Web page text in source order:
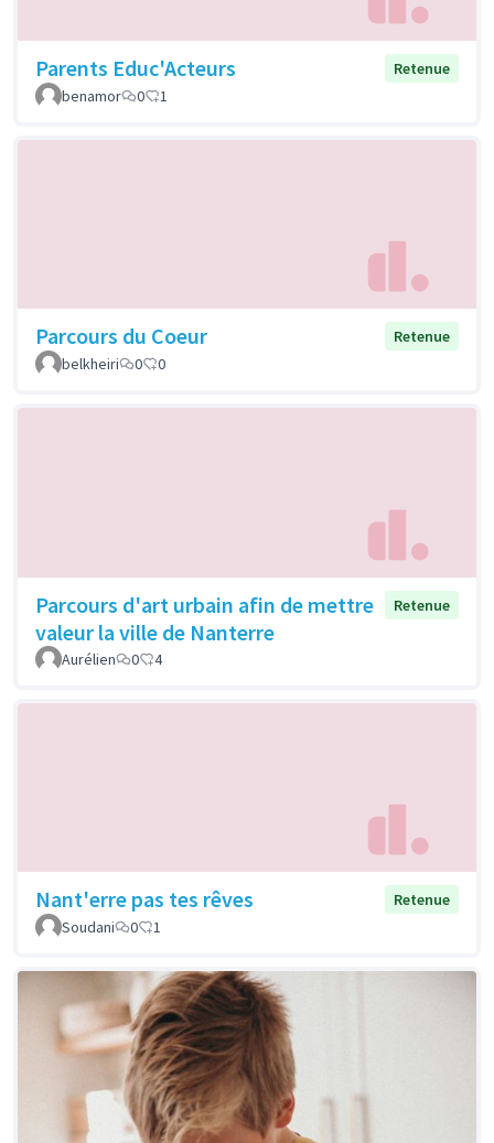
Parents Educ'Acteurs
Retenue
benamor
0 1
Parcours du Coeur
Retenue
belkheiri
0 0
Parcours d'art urbain afin de mettre
valeur la ville de Nanterre
Retenue
Aurélien 0 4
Nant'erre pas tes rêves
Retenue
Soudani
0 1